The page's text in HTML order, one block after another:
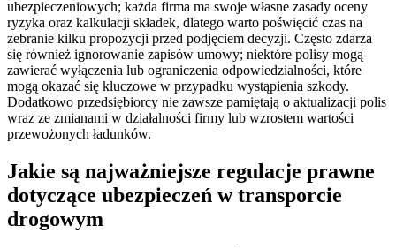
ubezpieczeniowych; każda firma ma swoje własne zasady oceny
ryzyka oraz kalkulacji składek, dlatego warto poświęcić czas na
zebranie kilku propozycji przed podjęciem decyzji. Często zdarza
się również ignorowanie zapisów umowy; niektóre polisy mogą
zawierać wyłączenia lub ograniczenia odpowiedzialności, które
mogą okazać się kluczowe w przypadku wystąpienia szkody.
Dodatkowo przedsiębiorcy nie zawsze pamiętają o aktualizacji polis
wraz ze zmianami w działalności firmy lub wzrostem wartości
przewożonych ładunków.
Jakie są najważniejsze regulacje prawne
dotyczące ubezpieczeń w transporcie
drogowym